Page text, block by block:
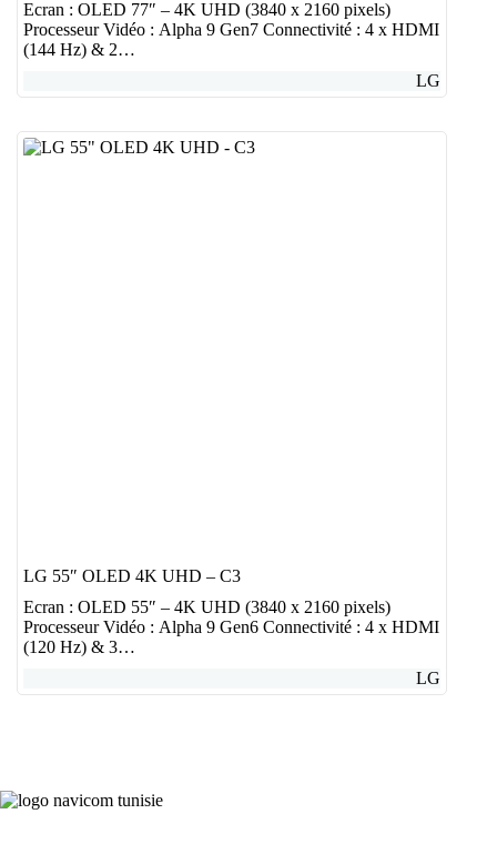
Ecran : OLED 77″ – 4K UHD (3840 x 2160 pixels)
Processeur Vidéo : Alpha 9 Gen7 Connectivité : 4 x HDMI
(144 Hz) & 2…
LG
LG 55″ OLED 4K UHD – C3
Ecran : OLED 55″ – 4K UHD (3840 x 2160 pixels)
Processeur Vidéo : Alpha 9 Gen6 Connectivité : 4 x HDMI
(120 Hz) & 3…
LG